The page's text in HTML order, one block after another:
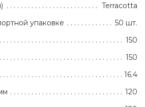
Terracotta
упаковке
50 шт.
150
150
16.4
120